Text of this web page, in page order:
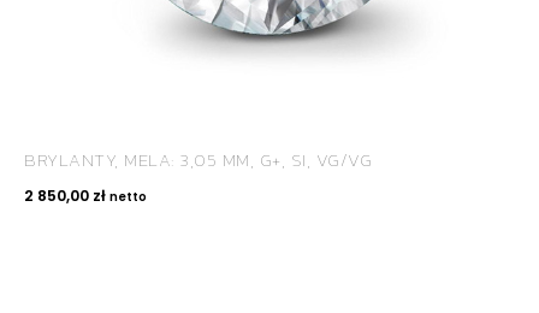
BRYLANTY, MELA: 3,05 MM, G+, SI, VG/VG
2 850,00 zł netto